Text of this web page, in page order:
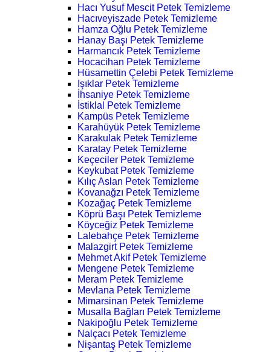
Hacı Yusuf Mescit Petek Temizleme
Hacıveyiszade Petek Temizleme
Hamza Oğlu Petek Temizleme
Hanay Başı Petek Temizleme
Harmancık Petek Temizleme
Hocacihan Petek Temizleme
Hüsamettin Çelebi Petek Temizleme
Işıklar Petek Temizleme
İhsaniye Petek Temizleme
İstiklal Petek Temizleme
Kampüs Petek Temizleme
Karahüyük Petek Temizleme
Karakulak Petek Temizleme
Karatay Petek Temizleme
Keçeciler Petek Temizleme
Keykubat Petek Temizleme
Kılıç Aslan Petek Temizleme
Kovanağzı Petek Temizleme
Kozağaç Petek Temizleme
Köprü Başı Petek Temizleme
Köyceğiz Petek Temizleme
Lalebahçe Petek Temizleme
Malazgirt Petek Temizleme
Mehmet Akif Petek Temizleme
Mengene Petek Temizleme
Meram Petek Temizleme
Mevlana Petek Temizleme
Mimarsinan Petek Temizleme
Musalla Bağları Petek Temizleme
Nakipoğlu Petek Temizleme
Nalçacı Petek Temizleme
Nişantaş Petek Temizleme